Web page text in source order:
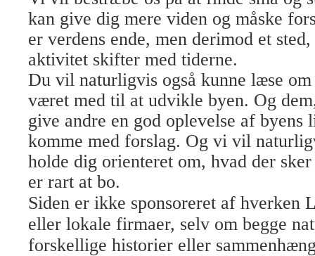
kan give dig mere viden og måske
er verdens ende, men derimod et
aktivitet skifter med tiderne.
Du vil naturligvis også kunne læse om
været med til at udvikle byen. Og
give andre en god oplevelse af byens
komme med forslag. Og vi vil
holde dig orienteret om, hvad der
er rart at bo.
Siden er ikke sponsoreret af hverken
eller lokale firmaer, selv om begge
forskellige historier eller